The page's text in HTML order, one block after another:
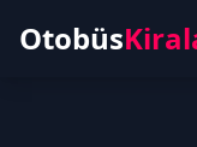
Otobüs